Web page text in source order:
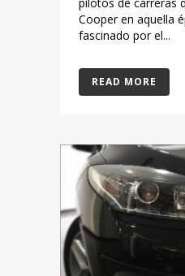
Cooper en aquella
fascinado por el...
READ MORE